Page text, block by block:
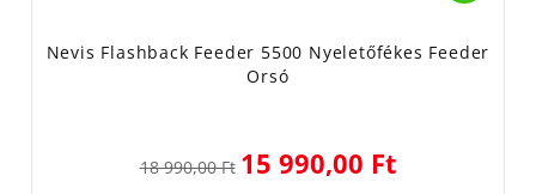
Nevis Flashback Feeder 5500 Nyeletőfékes Feeder
Orsó
18 990,00 Ft 15 990,00 Ft